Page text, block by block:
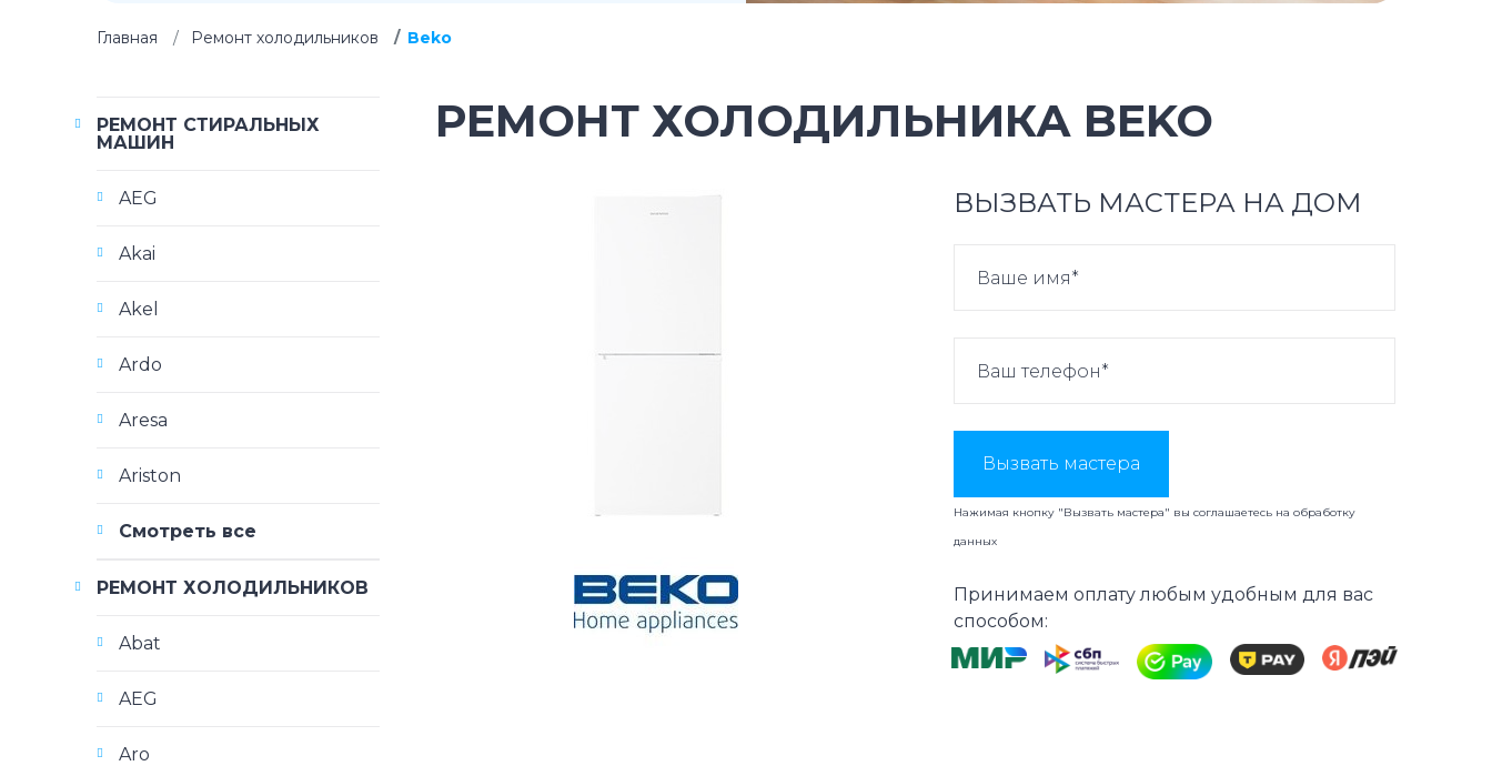
Главная Ремонт холодильников Beko
РЕМОНТ ХОЛОДИЛЬНИКА BEKO
ВЫЗВАТЬ МАСТЕРА НА ДОМ
Вызвать мастера
Нажимая кнопку "Вызвать мастера" вы соглашаетесь наобработку
данных
Принимаем оплату любым удобным для вас
способом:
РЕМОНТ СТИРАЛЬНЫХ
МАШИН
AEG
Akai
Akel
Ardo
Aresa
Ariston
Смотреть все
РЕМОНТ ХОЛОДИЛЬНИКОВ
Abat
AEG
Aro